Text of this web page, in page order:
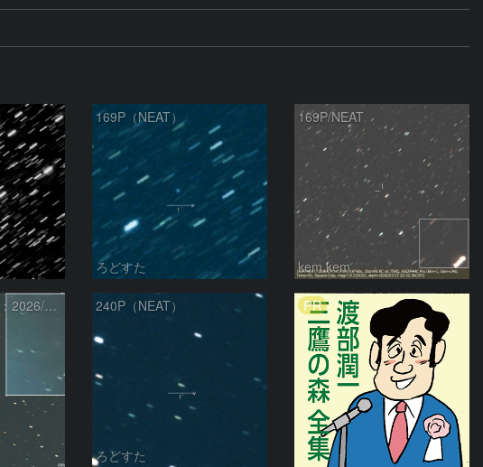
169P（NEAT）
ろどすた
169P/NEAT
kem.kem
ニート彗星 (240P)：2026/03/21 240P（NEAT）
ろどすた
PR